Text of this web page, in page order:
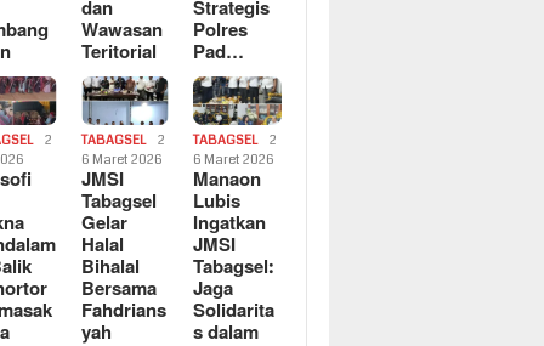
dan
Wawasan
Teritorial
Strategis
Polres
Pad…
2
TABAGSEL
2
6 Maret 2026
JMSI
Tabagsel
Gelar
Halal
Bihalal
Bersama
Fahdrians
yah
TABAGSEL
2
6 Maret 2026
Manaon
Lubis
Ingatkan
JMSI
Tabagsel:
Jaga
Solidarita
s dalam